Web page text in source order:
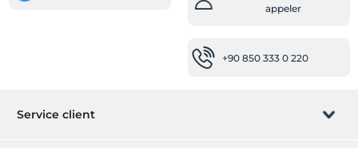
Ascenseur
appeler
+90 850 333 0 220
Service client